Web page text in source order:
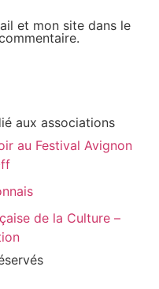
et mon site dans le
aux associations
au Festival Avignon
de la Culture –